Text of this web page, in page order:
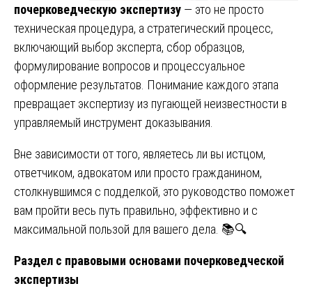
почерковедческую экспертизу — это не просто
техническая процедура, а стратегический процесс,
включающий выбор эксперта, сбор образцов,
формулирование вопросов и процессуальное
оформление результатов. Понимание каждого этапа
превращает экспертизу из пугающей неизвестности в
управляемый инструмент доказывания.
Вне зависимости от того, являетесь ли вы истцом,
ответчиком, адвокатом или просто гражданином,
столкнувшимся с подделкой, это руководство поможет
вам пройти весь путь правильно, эффективно и с
максимальной пользой для вашего дела. 📚🔍
Раздел с правовыми основами почерковедческой
экспертизы